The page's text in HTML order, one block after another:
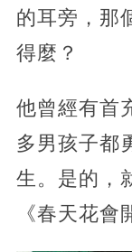
的耳旁，那
得麼？
他曾經有首
多男孩子都
生。是的，
《春天花會